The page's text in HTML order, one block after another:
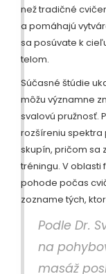
než tradičné
a pomáhajú
sa posúvate k
telom.
Súčasné štúdie
môžu významne
svalovú pružnosť.
rozšíreniu spektra
skupín, pričom sa
tréningu. V oblasti
pohode počas
zozname tých,
Podle Dr.
na
masáž